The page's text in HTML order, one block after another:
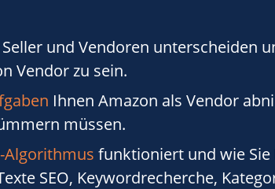
und Vendoren unterscheiden
Vendor zu sein.
Ihnen Amazon als Vendor
müssen.
Algorithmus funktioniert und wie
SEO, Keywordrecherche,